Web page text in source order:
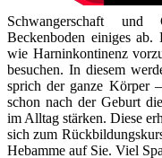
Schwangerschaft
Beckenboden einiges ab.
wie Harninkontinenz
besuchen. In diesem
sprich der ganze Körper
schon nach der Geburt
im Alltag stärken. Diese
sich zum
Hebamme auf Sie. Viel